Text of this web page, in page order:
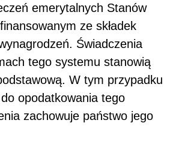
emerytalnych Stanów
ze składek
Świadczenia
tego systemu stanowią
W tym przypadku
opodatkowania tego
zachowuje państwo jego